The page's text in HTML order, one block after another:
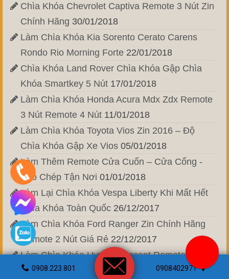
0908.223.801 0908402971
Chìa Khóa Chevrolet Captiva Remote 3 Nút Zin
Chính Hãng 30/01/2018
Làm Chìa Khóa Kia Sorento Cerato Carens
Rondo Rio Morning Forte 22/01/2018
Chìa Khóa Land Rover Chìa Khóa Gập Chìa
Khóa Smartkey 5 Nút 17/01/2018
Làm Chìa Khóa Honda Acura Mdx Zdx Remote
3 Nút Remote 4 Nút 11/01/2018
Làm Chìa Khóa Toyota Vios Zin 2016 – Độ
Chìa Khóa Gập Xe Vios 05/01/2018
Làm Thêm Remote Cửa Cuốn – Cửa Cổng -
Sao Chép Tận Nơi 01/01/2018
Làm Lại Chìa Khóa Vespa Liberty Khi Mất Hết
Chìa Khóa Toàn Quốc 26/12/2017
Làm Chìa Khóa Ford Ranger Zin Chính Hãng
Remote 2 Nút Giá Rẻ 22/12/2017
Làm Chìa Khóa Hyundai Accent Remote Accent
Blue 3 button
17/12/2017